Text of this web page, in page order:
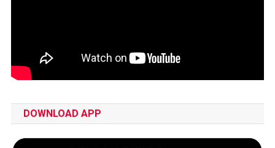
DOWNLOAD APP